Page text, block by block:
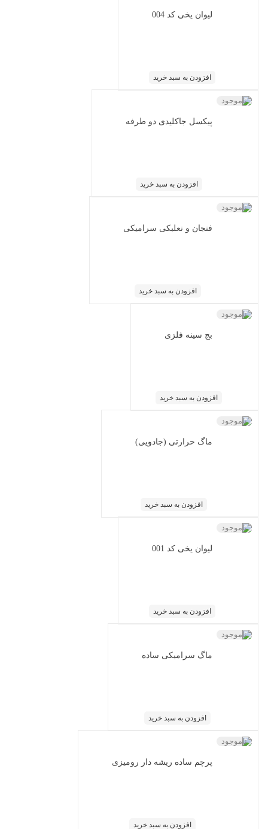
لیوان یخی کد 004
افزودن به سبد خرید
پیکسل جاکلیدی دو طرفه
ناموجود
افزودن به سبد خرید
فنجان و نعلبکی سرامیکی
ناموجود
افزودن به سبد خرید
بج سینه فلزی
ناموجود
افزودن به سبد خرید
ماگ حرارتی (جادویی)
ناموجود
افزودن به سبد خرید
لیوان یخی کد 001
ناموجود
افزودن به سبد خرید
ماگ سرامیکی ساده
ناموجود
افزودن به سبد خرید
پرچم ساده ریشه دار رومیزی
ناموجود
افزودن به سبد خرید